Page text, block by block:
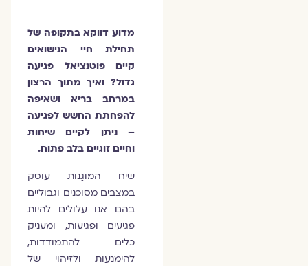
מדוע דווקא בתקופה של
תחילת חיי הנישואים
קיים פוטנציאל פגיעה
גדול? ואיך מתוך הרצון
במרחב בריא ושאיפה
להפחתת החשש לפגיעה
– ניתן לקיים שיחות
וחיים זוגיים בלב פתוח.
שיח המוּגַנוּת עוסק
במצבים מסוכנים וגבוליים
בהם אנו עלולים להיות
פגיעים ופגיעות, ומעניק
כלים להתמודדות,
להימנעות ולזיהוי של